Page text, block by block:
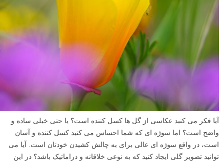
آیا فکر می کنید عکاسی از گل ها کسل کننده است؟ یا حتی خیلی ساده و
واضح است؟ اما سوژه ای که شما احساس می کنید کسل کننده و آسان
است، در واقع سوژه ای عالی برای به چالش کشیدن خودتان است. آیا می
توانید تصویر گلی ایجاد کنید که به نوعی خلاقانه و دراماتیک باشد؟ در این